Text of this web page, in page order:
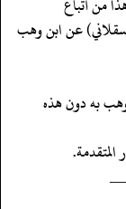
عن ابن وهب
به دون هذه